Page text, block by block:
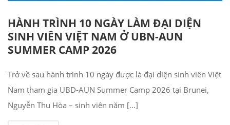
HÀNH TRÌNH 10 NGÀY LÀM ĐẠI DIỆN
SINH VIÊN VIỆT NAM Ở UBN-AUN
SUMMER CAMP 2026
Trở về sau hành trình 10 ngày được là đại diện sinh viên Việt
Nam tham gia UBD-AUN Summer Camp 2026 tại Brunei,
Nguyễn Thu Hòa – sinh viên năm […]